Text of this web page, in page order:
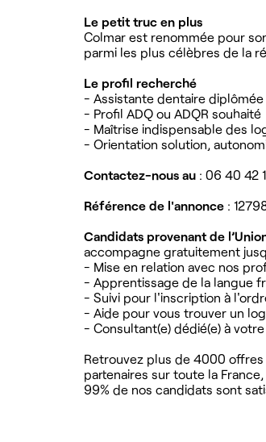
Le petit truc en plus
Colmar est renommée pour
parmi les plus célèbres de la
Le profil recherché
- Assistante dentaire diplômée
- Profil ADQ ou ADQR souhaité
- Maîtrise indispensable des
- Orientation solution,
Contactez-nous au : 06 40 42
Référence de l'annonce :
Candidats provenant de
accompagne gratuitement
- Mise en relation avec nos
- Apprentissage de la langue
- Suivi pour l'inscription à
- Aide pour vous trouver un
- Consultant(e) dédié(e) à
Retrouvez plus de 4000
partenaires sur toute la
99% de nos candidats sont